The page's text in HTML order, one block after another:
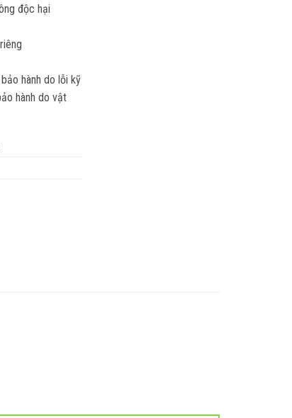
độc hại
hành do lỗi kỹ
hành do vật